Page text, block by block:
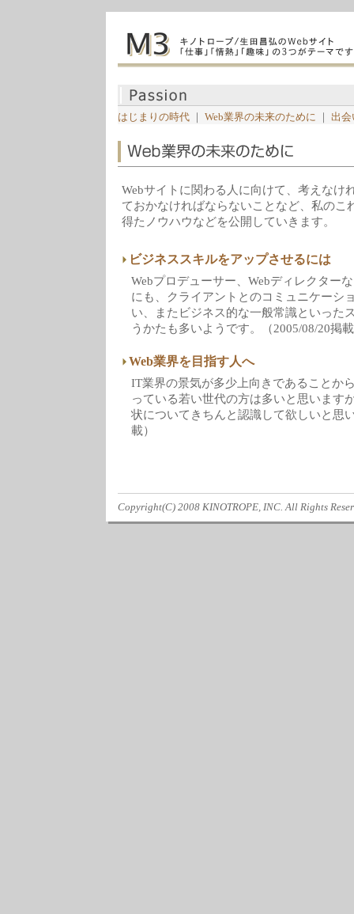
はじまりの時代 ｜ Web業界の未来のために ｜ 出会
Webサイトに関わる人に向けて、考えなけ
ておかなければならないことなど、私のこ
得たノウハウなどを公開していきます。
ビジネススキルをアップさせるには
Webプロデューサー、Webディレクター
にも、クライアントとのコミュニケーシ
い、またビジネス的な一般常識といった
うかたも多いようです。（2005/08/20掲
Web業界を目指す人へ
IT業界の景気が多少上向きであることか
っている若い世代の方は多いと思います
状についてきちんと認識して欲しいと思
載）
Copyright(C) 2008 KINOTROPE, INC. All Rights